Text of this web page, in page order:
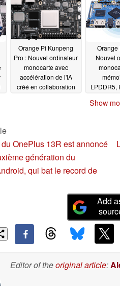
Orange Pi Kunpeng
Pro : Nouvel ordinateur
monocarte avec
accélération de l'IA
créé en collaboration
Orange
Nouvel
LPDDR5,
04/
Show
OnePlus 13R est annoncé
génération du
qui bat le record de
Add
Editor of theoriginal article: